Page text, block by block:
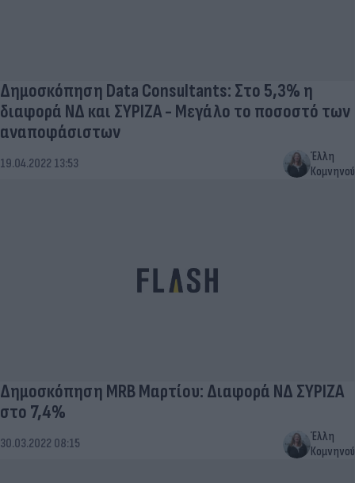
Δημοσκόπηση Data Consultants: Στο 5,3% η
διαφορά ΝΔ και ΣΥΡΙΖΑ - Μεγάλο το ποσοστό των
αναποφάσιστων
19.04.2022 13:53
Έλλη
Κομνηνού
Δημοσκόπηση MRB Μαρτίου: Διαφορά ΝΔ ΣΥΡΙΖΑ
στο 7,4%
30.03.2022 08:15
Έλλη
Κομνηνού